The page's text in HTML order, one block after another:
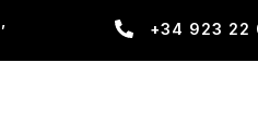
+34 923 22